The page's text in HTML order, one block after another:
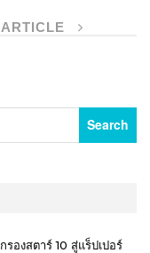
องสตาร์ 10 สู่แร็ปเปอร์